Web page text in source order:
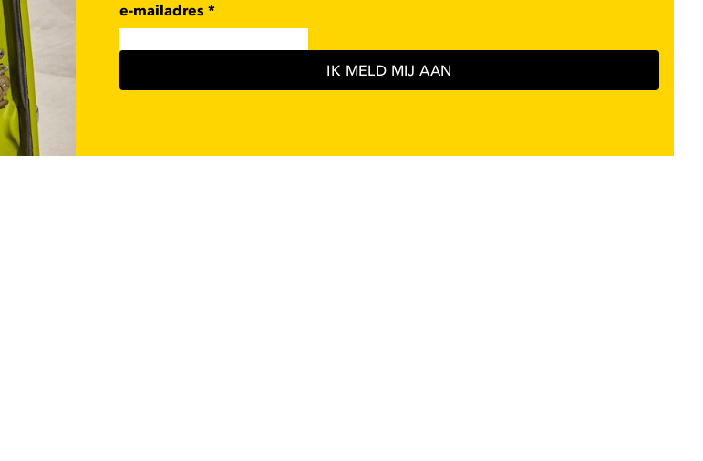
e-mailadres *
IK MELD MIJ AAN